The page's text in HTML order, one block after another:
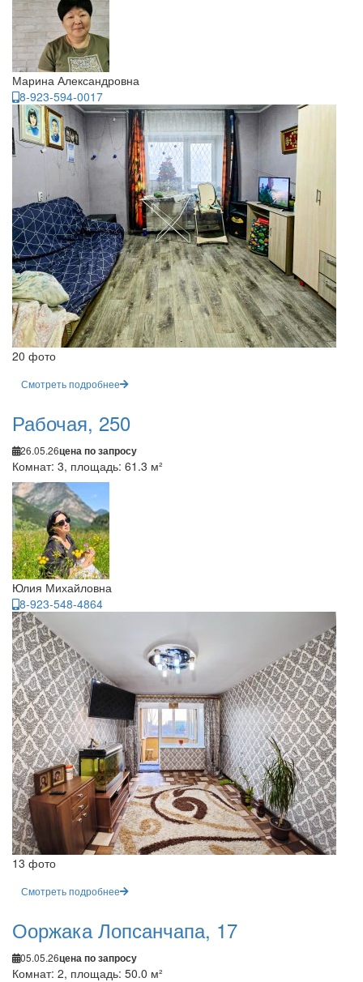
Марина Александровна
8-923-594-0017
20 фото
Смотреть подробнее
Рабочая, 250
26.05.26цена по запросу
Комнат: 3, площадь: 61.3 м²
Юлия Михайловна
8-923-548-4864
13 фото
Смотреть подробнее
Ооржака Лопсанчапа, 17
05.05.26цена по запросу
Комнат: 2, площадь: 50.0 м²